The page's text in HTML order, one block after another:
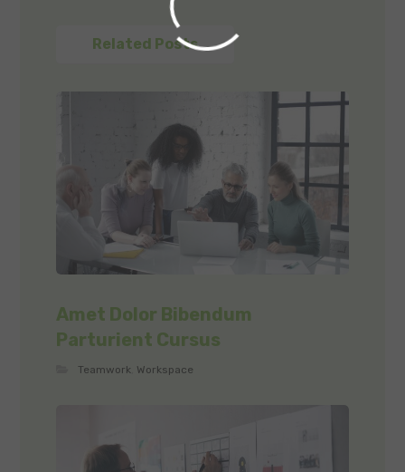
Related Posts
Amet Dolor Bibendum
Parturient Cursus
Teamwork Workspace